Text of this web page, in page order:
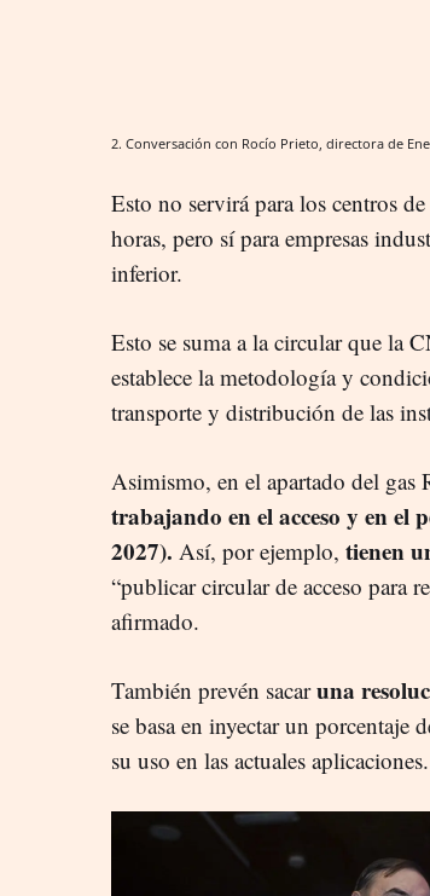
2. Conversación con Rocío Prieto, directora de
Esto no servirá para los centros
horas, pero sí para empresas
inferior.
Esto se suma a la circular que la
establece la metodología y
transporte y distribución de las
Asimismo, en el apartado del gas
trabajando en el acceso y en el
2027). Así, por ejemplo, tienen
“publicar circular de acceso para
afirmado.
También prevén sacaruna
se basa en inyectar un porcentaje
su uso en las actuales aplicaciones.